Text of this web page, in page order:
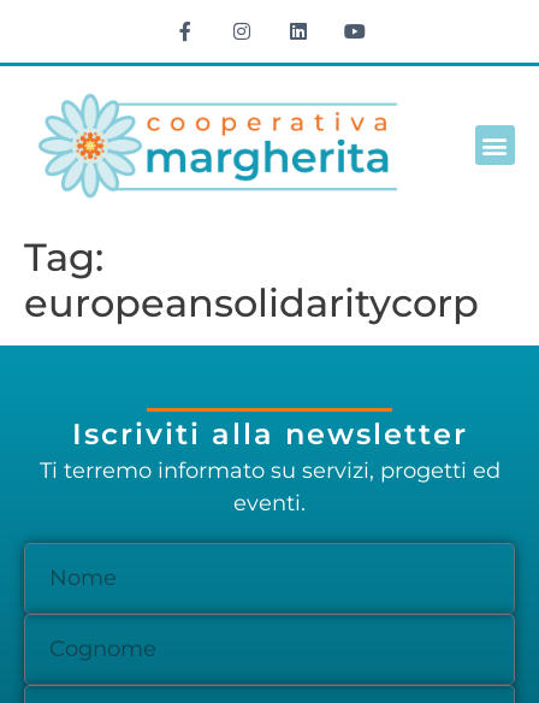
Tag:
europeansolidaritycorp
Iscriviti alla newsletter
Ti terremo informato su servizi, progetti ed
eventi.